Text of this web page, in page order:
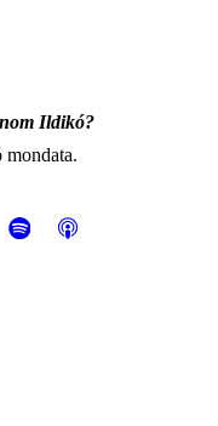
Ildikó?
mondata.